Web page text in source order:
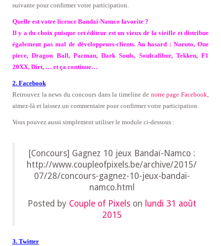
suivante pour confirmer votre participation.
Quelle est votre licence Bandaï-Namco favorite ?
Il y a du choix puisque cet éditeur est un vieux de la vieille et distribue
également pas mal de développeurs-clients. Au hasard : Naruto, One
piece, Dragon Ball, Pacman, Dark Souls, Soulcalibur, Tekken, F1
20XX, Dirt, … et ça continue…
2. Facebook
Retrouvez la news du concours dans la timeline de notre page Facebook,
aimez-là et laissez un commentaire pour confirmer votre participation.
Vous pouvez aussi simplement utiliser le module ci-dessous :
[Concours] Gagnez 10 jeux Bandaï-Namco :
http://www.coupleofpixels.be/archive/2015/
07/28/concours-gagnez-10-jeux-bandai-
namco.html
Posted by Couple of Pixelson lundi 31 août
2015
3. Twitter